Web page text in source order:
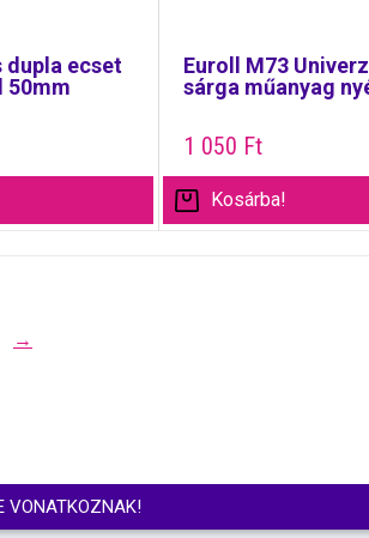
dupla ecset
50mm
Euroll M73
sárga műanyag
1 050 Ft
Kosárba!
→
VONATKOZNAK!